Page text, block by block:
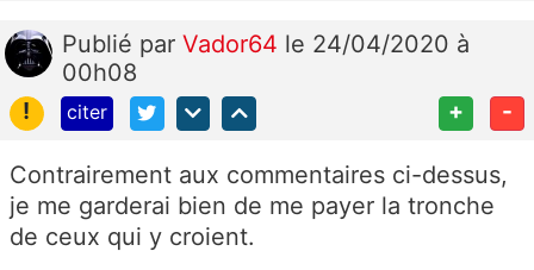
Publié par Vador64 le 24/04/2020 à
00h08
!
citer + -
Contrairement aux commentaires ci-dessus,
je me garderai bien de me payer la tronche
de ceux qui y croient.